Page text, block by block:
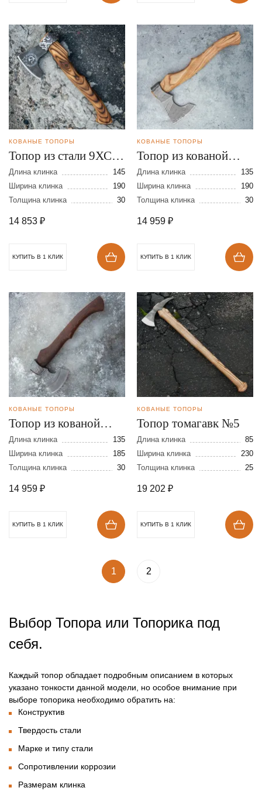
КОВАНЫЕ ТОПОРЫ
Топор из стали 9ХС с
художественным
оформлением
Длина клинка
145
Ширина клинка
190
Толщина клинка
30
14 853 ₽
КУПИТЬ В 1 КЛИК
КОВАНЫЕ ТОПОРЫ
Топор из кованой
стали 9ХС с Х/О
Длина клинка
135
Ширина клинка
190
Толщина клинка
30
14 959 ₽
КУПИТЬ В 1 КЛИК
КОВАНЫЕ ТОПОРЫ
Топор из кованой
стали 9ХС с Х/О
Длина клинка
135
Ширина клинка
185
Толщина клинка
30
14 959 ₽
КУПИТЬ В 1 КЛИК
КОВАНЫЕ ТОПОРЫ
Топор томагавк №5
Длина клинка
85
Ширина клинка
230
Толщина клинка
25
19 202 ₽
КУПИТЬ В 1 КЛИК
1 2
Выбор Топора или Топорика под
себя.
Каждый топор обладает подробным описанием в которых
указано тонкости данной модели, но особое внимание при
выборе топорика необходимо обратить на:
Конструктив
Твердость стали
Марке и типу стали
Сопротивлении коррозии
Размерам клинка